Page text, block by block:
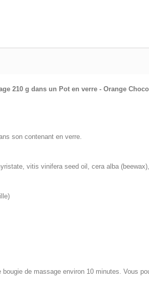
210 g dans un Pot en verre - Orange
son contenant en verre.
vitis vinifera seed oil, cera alba
de massage environ 10 minutes. Vous